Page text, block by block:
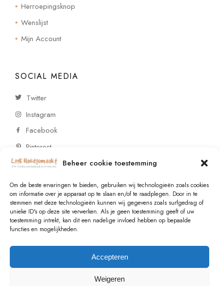
Beheer cookie toestemming
Om de beste ervaringen te bieden, gebruiken wij technologieën zoals cookies
om informatie over je apparaat op te slaan en/of te raadplegen. Door in te
stemmen met deze technologieën kunnen wij gegevens zoals surfgedrag of
unieke ID's op deze site verwerken. Als je geen toestemming geeft of uw
toestemming intrekt, kan dit een nadelige invloed hebben op bepaalde
functies en mogelijkheden.
Accepteren
Weigeren
Herroepingsknop
Wenslijst
Mijn Account
SOCIAL MEDIA
Twitter
Instagram
Facebook
Pinterest
CONTACT
Vragen of wensen? Neem contact op!
+31 (0)6 229 021 29